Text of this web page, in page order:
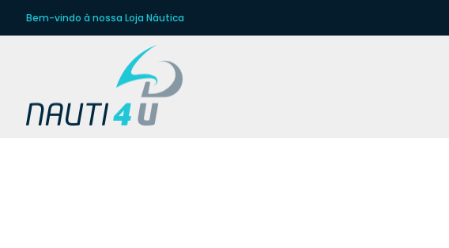
Bem-vindo à nossa Loja Náutica